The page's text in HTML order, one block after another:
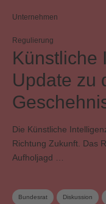
Unternehmen
Regulierung
Künstliche
Update zu
Die Künstliche
Richtung Zukunft. Das
Aufholjagd …
Bundesrat Diskussion